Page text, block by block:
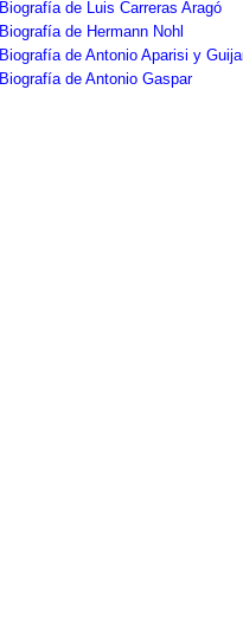
Biografía de Luis Carreras Aragó
Biografía de Hermann Nohl
Biografía de Antonio Aparisi y
Biografía de Antonio Gaspar